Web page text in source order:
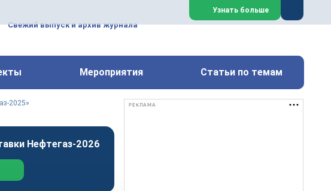
техническим обслуживанием
нефтехимических, металлургических
Закрыть
Узнать больше
Свежий выпуск и архив журнала
Мероприятия Статьи по темам
2025»
Нефтегаз-2026
РЕКЛАМА